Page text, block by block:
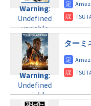
formats/format-
tax.phpon
line115
Undefined
variable
$post_id in
/home/c4607168/
doga.com/wp-
content/themes/
child/post-
formats/format-
tax.phpon
line115
child/post-
formats/format-
tax.phpon
line112
Warning
Undefined
variable
$post_id in
/home/c4607168/
Warning:
Undefined
variable
$post_id in
/home/c4607168/
doga.com/wp-
content/themes/
child/post-
formats/format-
tax.phpon
Warning:
Undefined
variable
ターミ